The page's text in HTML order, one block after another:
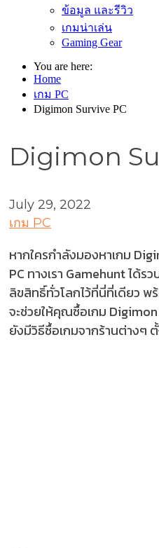
ข้อมูล และรีวิว
เกมน่าเล่น
Gaming Gear
You are here:
Home
เกม PC
Digimon Survive PC
Digimon
July 29, 2022
เกม PC
หากใครกำลังมองหาเกม
PC ทางเรา Gamehunt ได้ร
ลิขสิทธิ์ทั่วโลกไว้ที่นี่ที่เดียว พ
จะช่วยให้คุณซื้อเกม
ยังมีวิธีซื้อเกมจากร้านต่างๆ